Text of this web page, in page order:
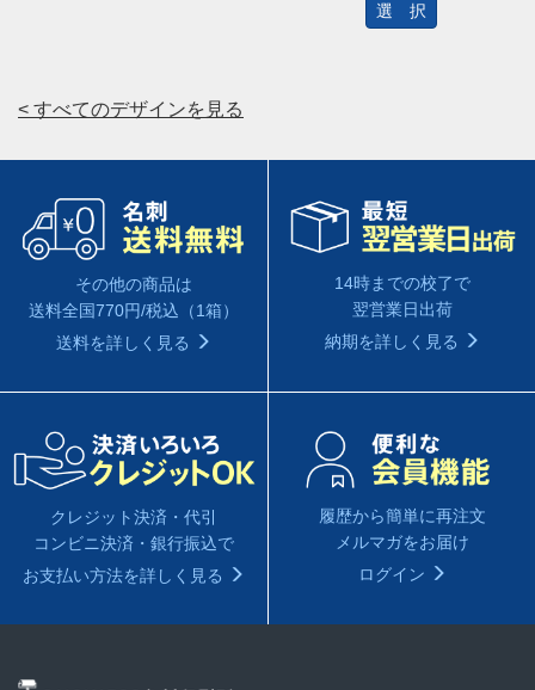
選 択
< すべてのデザインを見る
その他の商品は
送料全国770円/税込（1箱）
送料を詳しく見る
14時までの校了で
翌営業日出荷
納期を詳しく見る
クレジット決済・代引
コンビニ決済・銀行振込で
お支払い方法を詳しく見る
履歴から簡単に再注文
メルマガをお届け
ログイン